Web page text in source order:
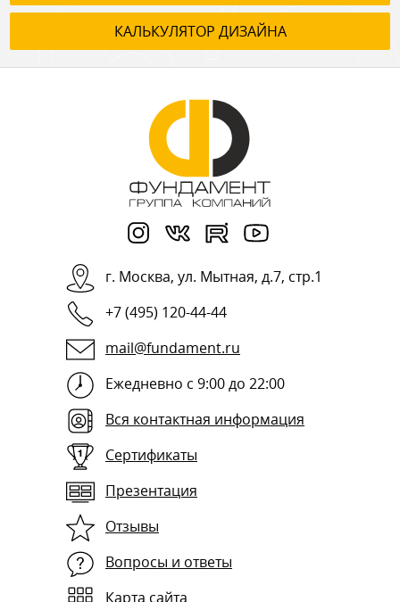
КАЛЬКУЛЯТОР ДИЗАЙНА
г. Москва, ул. Мытная, д.7, стр.1
+7 (495) 120-44-44
mail@fundament.ru
Ежедневно с 9:00 до 22:00
Вся контактная информация
Сертификаты
Презентация
Отзывы
Вопросы и ответы
Карта сайта